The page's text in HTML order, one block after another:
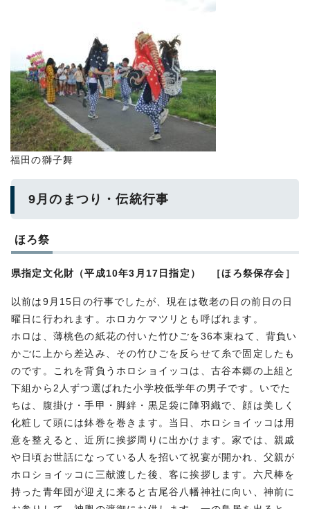
福田の獅子舞
9月のまつり・伝統行事
ほろ祭
県指定文化財（平成10年3月17日指定） ［ほろ祭保存会］
以前は9月15日の行事でしたが、現在は敬老の日の前日の日
曜日に行われます。ホロカケマツリとも呼ばれます。
ホロは、薄桃色の紙花の付いた竹ひごを36本束ねて、背負い
かごに上から差込み、その竹ひごを反らせて糸で固定したも
のです。これを背負うホロショイッコは、古谷本郷の上組と
下組から2人ずつ選ばれた小学校低学年の男子です。いでた
ちは、腹掛け・手甲・脚絆・黒足袋に陣羽織で、顔は美しく
化粧して頭には鉢巻を巻きます。当日、ホロショイッコは用
意を整えると、近所に挨拶周りに出かけます。家では、親戚
や日頃お世話になっている人を招いて祝宴が開かれ、父親が
ホロショイッコに三献渡した後、客に挨拶します。六尺棒を
持った青年団が迎えに来ると古尾谷八幡神社に向い、神前に